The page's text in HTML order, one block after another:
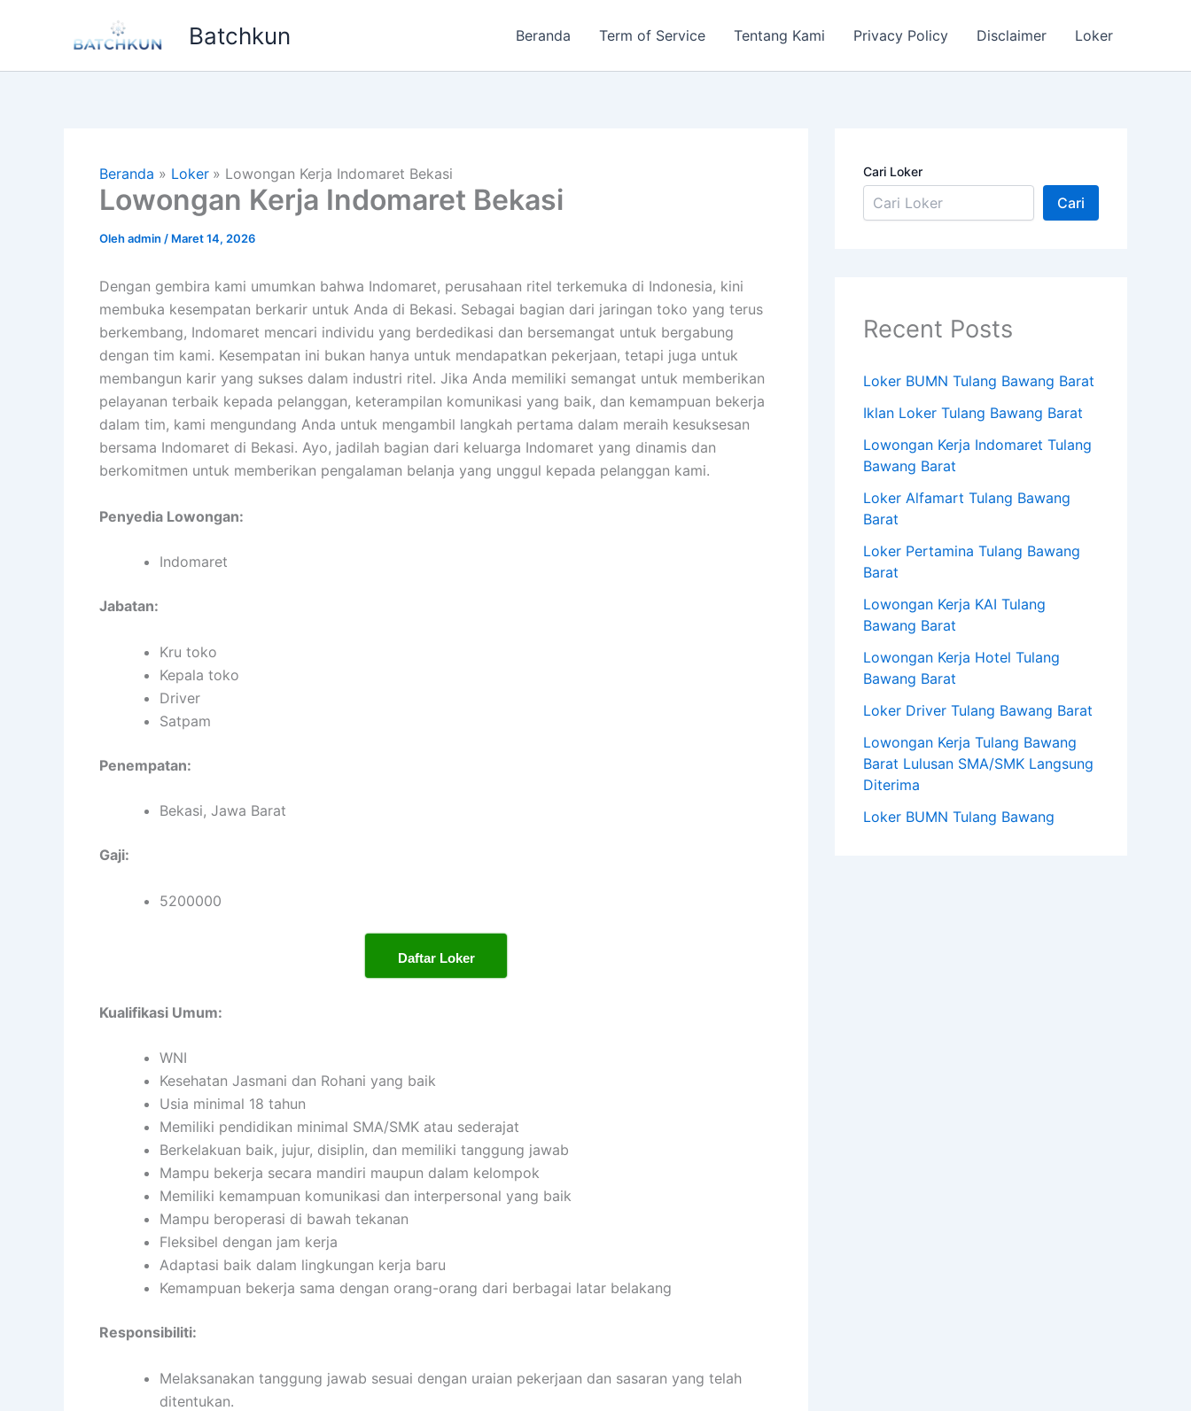
Batchkun Beranda Term of Service Tentang Kami Privacy Policy Disclaimer Loker
Beranda Loker Lowongan Kerja Indomaret Bekasi
Lowongan Kerja Indomaret Bekasi
Olehadmin / Maret 14, 2026
Dengan gembira kami umumkan bahwa Indomaret, perusahaan ritel terkemuka di Indonesia, kini
membuka kesempatan berkarir untuk Anda di Bekasi. Sebagai bagian dari jaringan toko yang terus
berkembang, Indomaret mencari individu yang berdedikasi dan bersemangat untuk bergabung
dengan tim kami. Kesempatan ini bukan hanya untuk mendapatkan pekerjaan, tetapi juga untuk
membangun karir yang sukses dalam industri ritel. Jika Anda memiliki semangat untuk memberikan
pelayanan terbaik kepada pelanggan, keterampilan komunikasi yang baik, dan kemampuan bekerja
dalam tim, kami mengundang Anda untuk mengambil langkah pertama dalam meraih kesuksesan
bersama Indomaret di Bekasi. Ayo, jadilah bagian dari keluarga Indomaret yang dinamis dan
berkomitmen untuk memberikan pengalaman belanja yang unggul kepada pelanggan kami.
Penyedia Lowongan:
Indomaret
Jabatan:
Kru toko
Kepala toko
Driver
Satpam
Penempatan:
Bekasi, Jawa Barat
Gaji:
5200000
Daftar Loker
Kualifikasi Umum:
WNI
Kesehatan Jasmani dan Rohani yang baik
Usia minimal 18 tahun
Memiliki pendidikan minimal SMA/SMK atau sederajat
Berkelakuan baik, jujur, disiplin, dan memiliki tanggung jawab
Mampu bekerja secara mandiri maupun dalam kelompok
Memiliki kemampuan komunikasi dan interpersonal yang baik
Mampu beroperasi di bawah tekanan
Fleksibel dengan jam kerja
Adaptasi baik dalam lingkungan kerja baru
Kemampuan bekerja sama dengan orang-orang dari berbagai latar belakang
Responsibiliti:
Melaksanakan tanggung jawab sesuai dengan uraian pekerjaan dan sasaran yang telah
ditentukan.
Cari Loker
Cari
Recent Posts
Loker BUMN Tulang Bawang Barat
Iklan Loker Tulang Bawang Barat
Lowongan Kerja Indomaret Tulang
Bawang Barat
Loker Alfamart Tulang Bawang
Barat
Loker Pertamina Tulang Bawang
Barat
Lowongan Kerja KAI Tulang
Bawang Barat
Lowongan Kerja Hotel Tulang
Bawang Barat
Loker Driver Tulang Bawang Barat
Lowongan Kerja Tulang Bawang
Barat Lulusan SMA/SMK Langsung
Diterima
Loker BUMN Tulang Bawang